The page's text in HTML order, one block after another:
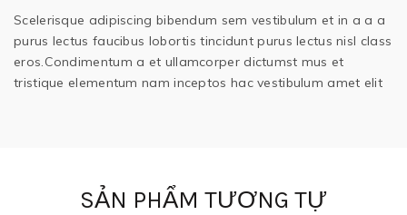
Scelerisque adipiscing bibendum sem vestibulum et in a a a
purus lectus faucibus lobortis tincidunt purus lectus nisl class
eros.Condimentum a et ullamcorper dictumst mus et
tristique elementum nam inceptos hac vestibulum amet elit
SẢN PHẨM TƯƠNG TỰ